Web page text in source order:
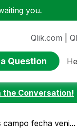
you.
Qlik.com
Question
the Conversation!
fecha veni...